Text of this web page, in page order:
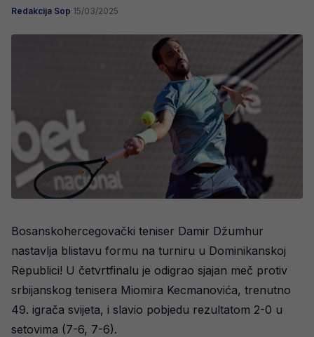
Redakcija Sop·15/03/2025
Bosanskohercegovački teniser Damir Džumhur
nastavlja blistavu formu na turniru u Dominikanskoj
Republici! U četvrtfinalu je odigrao sjajan meč protiv
srbijanskog tenisera Miomira Kecmanovića, trenutno
49. igrača svijeta, i slavio pobjedu rezultatom 2-0 u
setovima (7-6, 7-6).